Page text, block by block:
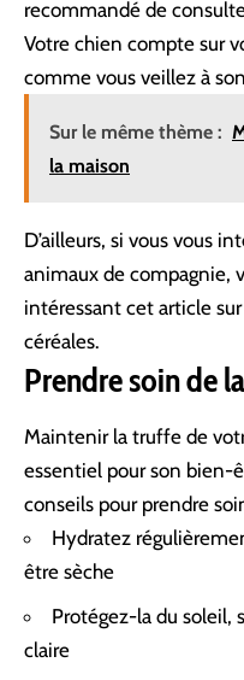
recommandé de
Votre chien compte sur
comme vous veillez à
Sur le même thème :
la maison
D’ailleurs, si vous vous
animaux de compagnie,
intéressant cet article sur
céréales.
Prendre soin de
Maintenir la truffe de
essentiel pour son bien-
conseils pour prendre
Hydratez
être sèche
Protégez-la du soleil,
claire